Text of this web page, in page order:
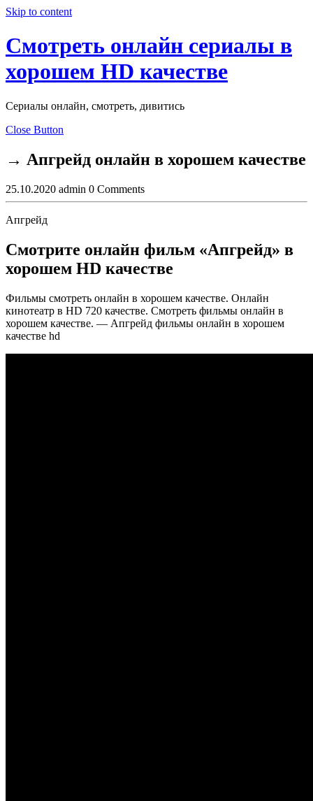
Skip to content
Смотреть онлайн сериалы в
хорошем HD качестве
Сериалы онлайн, смотреть, дивитись
Close Button
→ Апгрейд онлайн в хорошем качестве
25.10.2020 admin 0 Comments
Апгрейд
Смотрите онлайн фильм «Апгрейд» в
хорошем HD качестве
Фильмы смотреть онлайн в хорошем качестве. Онлайн
кинотеатр в HD 720 качестве. Смотреть фильмы онлайн в
хорошем качестве. — Апгрейд фильмы онлайн в хорошем
качестве hd